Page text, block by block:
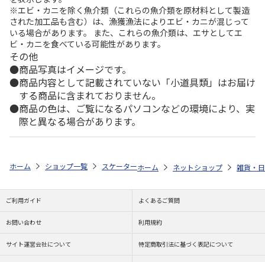
※エビ・カニを除く魚介類（これらの魚介類を原材料として製造
された加工品も含む）は、漁獲漁法によりエビ・カニが混じって
いる場合があります。 また、これらの魚介類は、エサとしてエ
ビ・カニを食べている可能性があります。
その他
商品写真はイメージです。
商品内容として記載されていない「小道具類」はお届け
する商品に含まれておりません。
商品の色は、ご覧になるパソコンなどの環境により、実
際と異なる場合があります。
ホーム ショップ一覧 スケーター ラウンド型フードコンテナ―S/M
ホーム ネットショップ 雑貨・
ご利用ガイド よくあるご質問
お問い合わせ 利用規約
サイト運営会社について 特定商取引法に基づく表記について